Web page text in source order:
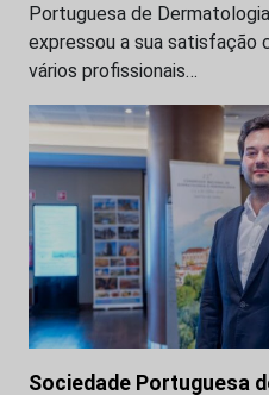
Portuguesa de
expressou a sua satisfação
vários profissionais…
Sociedade Portuguesa